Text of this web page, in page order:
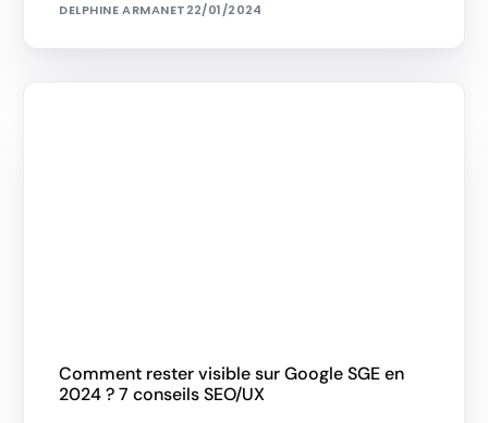
DELPHINE ARMANET22/01/2024
Comment rester visible sur Google SGE en
2024 ? 7 conseils SEO/UX